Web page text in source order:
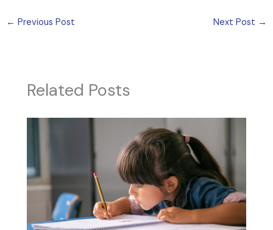
← Previous Post Next Post →
Related Posts